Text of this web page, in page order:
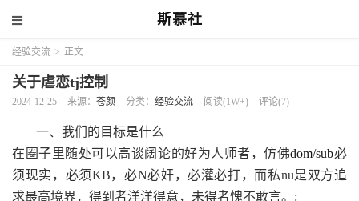
斯慕社
经验交流 > 正文
关于虐恋tj控制
2024-12-25 来源： 苍颜 分类： 经验交流 阅读(1W+) 评论(7)
一、我们的目标是什么
在圈子里随处可以高谈阔论的好为人师者，仿佛dom/sub必
须现实，必须KB，必N必奸，必灌必打，而私nu是双方追
求最高境界，得到者洋洋得意，未得者愧不敢言。: